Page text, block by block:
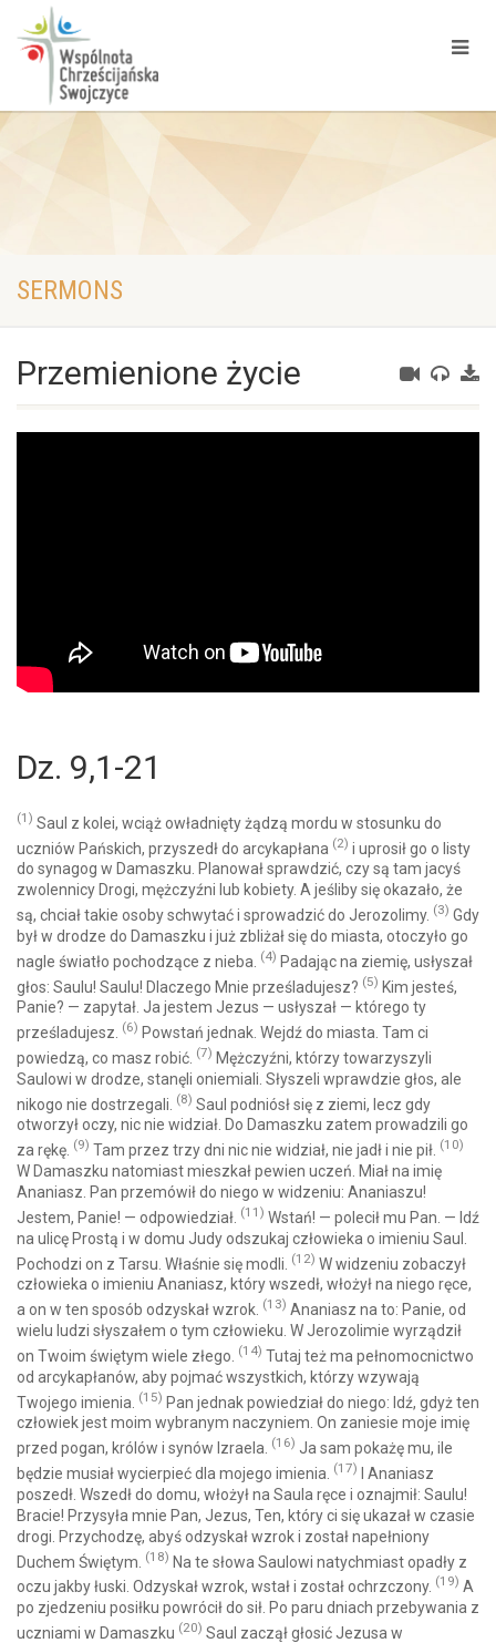
SERMONS
Przemienione życie
Dz. 9,1-21
(1) Saul z kolei, wciąż owładnięty żądzą mordu w stosunku do
uczniów Pańskich, przyszedł do arcykapłana (2) i uprosił go o listy
do synagog w Damaszku. Planował sprawdzić, czy są tam jacyś
zwolennicy Drogi, mężczyźni lub kobiety. A jeśliby się okazało, że
są, chciał takie osoby schwytać i sprowadzić do Jerozolimy. (3) Gdy
był w drodze do Damaszku i już zbliżał się do miasta, otoczyło go
nagle światło pochodzące z nieba. (4) Padając na ziemię, usłyszał
głos: Saulu! Saulu! Dlaczego Mnie prześladujesz? (5) Kim jesteś,
Panie? — zapytał. Ja jestem Jezus — usłyszał — którego ty
prześladujesz. (6) Powstań jednak. Wejdź do miasta. Tam ci
powiedzą, co masz robić. (7) Mężczyźni, którzy towarzyszyli
Saulowi w drodze, stanęli oniemiali. Słyszeli wprawdzie głos, ale
nikogo nie dostrzegali. (8) Saul podniósł się z ziemi, lecz gdy
otworzył oczy, nic nie widział. Do Damaszku zatem prowadzili go
za rękę. (9) Tam przez trzy dni nic nie widział, nie jadł i nie pił. (10)
W Damaszku natomiast mieszkał pewien uczeń. Miał na imię
Ananiasz. Pan przemówił do niego w widzeniu: Ananiaszu!
Jestem, Panie! — odpowiedział. (11) Wstań! — polecił mu Pan. — Idź
na ulicę Prostą i w domu Judy odszukaj człowieka o imieniu Saul.
Pochodzi on z Tarsu. Właśnie się modli. (12) W widzeniu zobaczył
człowieka o imieniu Ananiasz, który wszedł, włożył na niego ręce,
a on w ten sposób odzyskał wzrok. (13) Ananiasz na to: Panie, od
wielu ludzi słyszałem o tym człowieku. W Jerozolimie wyrządził
on Twoim świętym wiele złego. (14) Tutaj też ma pełnomocnictwo
od arcykapłanów, aby pojmać wszystkich, którzy wzywają
Twojego imienia. (15) Pan jednak powiedział do niego: Idź, gdyż ten
człowiek jest moim wybranym naczyniem. On zaniesie moje imię
przed pogan, królów i synów Izraela. (16) Ja sam pokażę mu, ile
będzie musiał wycierpieć dla mojego imienia. (17)
I Ananiasz
poszedł. Wszedł do domu, włożył na Saula ręce i oznajmił: Saulu!
Bracie! Przysyła mnie Pan, Jezus, Ten, który ci się ukazał w czasie
drogi. Przychodzę, abyś odzyskał wzrok i został napełniony
Duchem Świętym. (18) Na te słowa Saulowi natychmiast opadły z
oczu jakby łuski. Odzyskał wzrok, wstał i został ochrzczony. (19) A
po zjedzeniu posiłku powrócił do sił. Po paru dniach przebywania z
uczniami w Damaszku (20) Saul zaczął głosić Jezusa w